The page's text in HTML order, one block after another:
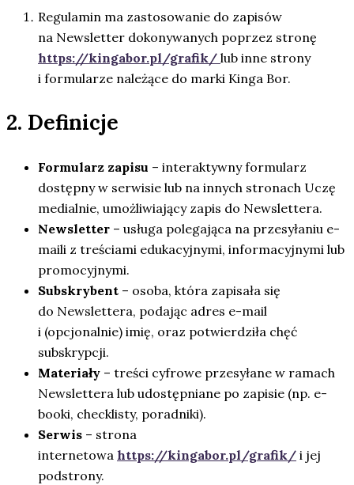
Regulamin ma zastosowanie do zapisów
na Newsletter dokonywanych poprzez stronę
https://kingabor.pl/grafik/ lub inne strony
i formularze należące do marki Kinga Bor.
2. Definicje
Formularz zapisu – interaktywny formularz
dostępny w serwisie lub na innych stronach Uczę
medialnie, umożliwiający zapis do Newslettera.
Newsletter – usługa polegająca na przesyłaniu e-
maili z treściami edukacyjnymi, informacyjnymi lub
promocyjnymi.
Subskrybent – osoba, która zapisała się
do Newslettera, podając adres e-mail
i (opcjonalnie) imię, oraz potwierdziła chęć
subskrypcji.
Materiały – treści cyfrowe przesyłane w ramach
Newslettera lub udostępniane po zapisie (np. e-
booki, checklisty, poradniki).
Serwis – strona
internetowa https://kingabor.pl/grafik/ i jej
podstrony.